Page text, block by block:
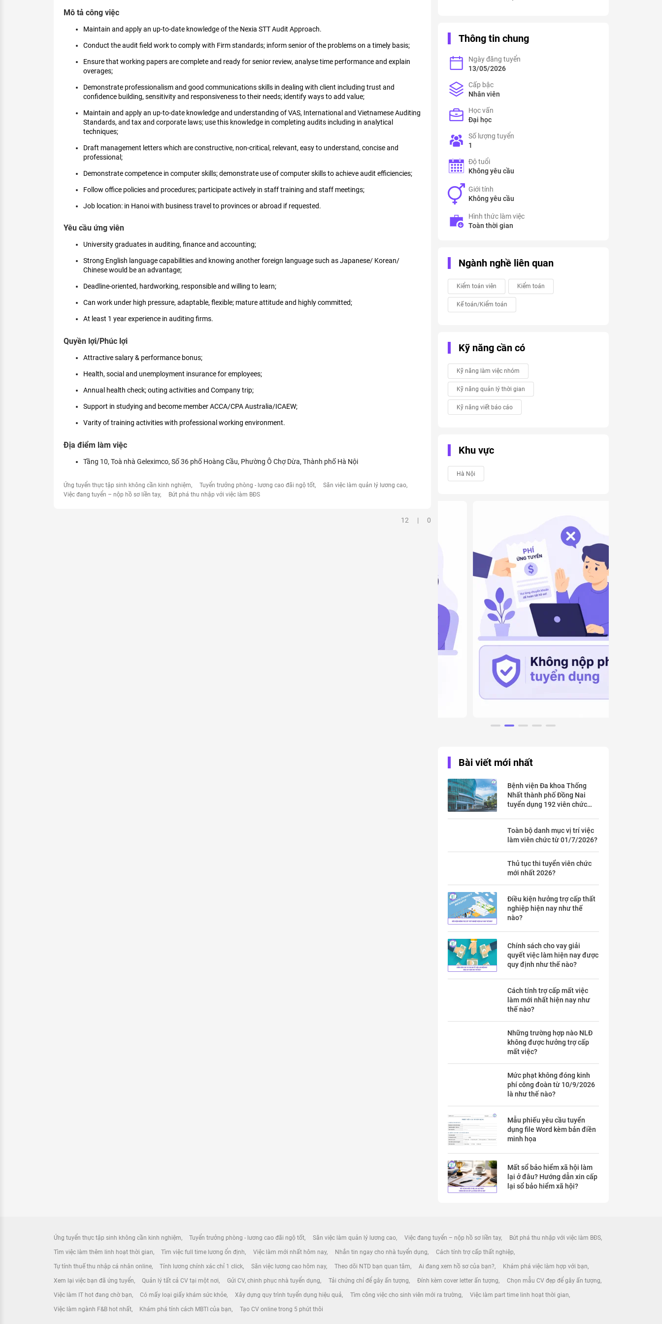
KHÁM PHÁ NGHỀ NGHIỆP
Kỹ năng nghề nghiệp
HƯỚNG NGHIỆP VIỆC LÀM
XÂY DỰNG VÀ PHÁT TRIỂN ĐỘI NGŨ
TUYỂN DỤNG VIỆC LÀM
Mô tả công việc
Maintain and apply an up-to-date knowledge of the Nexia STT Audit Approach.
Conduct the audit field work to comply with Firm standards; inform senior of the problems on a timely basis;
Ensure that working papers are complete and ready for senior review, analyse time performance and explain
overages;
Demonstrate professionalism and good communications skills in dealing with client including trust and
confidence building, sensitivity and responsiveness to their needs; identify ways to add value;
Maintain and apply an up-to-date knowledge and understanding of VAS, International and Vietnamese Auditing
Standards, and tax and corporate laws; use this knowledge in completing audits including in analytical
techniques;
Draft management letters which are constructive, non-critical, relevant, easy to understand, concise and
professional;
Demonstrate competence in computer skills; demonstrate use of computer skills to achieve audit efficiencies;
Follow office policies and procedures; participate actively in staff training and staff meetings;
Job location: in Hanoi with business travel to provinces or abroad if requested.
Yêu cầu ứng viên
University graduates in auditing, finance and accounting;
Strong English language capabilities and knowing another foreign language such as Japanese/ Korean/
Chinese would be an advantage;
Deadline-oriented, hardworking, responsible and willing to learn;
Can work under high pressure, adaptable, flexible; mature attitude and highly committed;
At least 1 year experience in auditing firms.
Quyền lợi/Phúc lợi
Attractive salary & performance bonus;
Health, social and unemployment insurance for employees;
Annual health check; outing activities and Company trip;
Support in studying and become member ACCA/CPA Australia/ICAEW;
Varity of training activities with professional working environment.
Địa điểm làm việc
Tầng 10, Toà nhà Geleximco, Số 36 phố Hoàng Cầu, Phường Ô Chợ Dừa, Thành phố Hà Nội
Ứng tuyển thực tập sinh không cần kinh nghiệm Tuyển trưởng phòng - lương cao đãi ngộ tốt
Săn việc làm quản lý lương cao
Việc đang tuyển – nộp hồ sơ liền tay
Bứt phá thu nhập với việc làm BĐS
12 | 0
Thông tin chung
Ngày đăng tuyển
13/05/2026
Cấp bậc
Nhân viên
Học vấn
Đại học
Số lượng tuyển
1
Độ tuổi
Không yêu cầu
Giới tính
Không yêu cầu
Hình thức làm việc
Toàn thời gian
Ngành nghề liên quan
Kiểm toán viên Kiểm toán
Kế toán/Kiểm toán
Kỹ năng cần có
Kỹ năng làm việc nhóm
Kỹ năng quản lý thời gian
Kỹ năng viết báo cáo
Khu vực
Hà Nội
Bài viết mới nhất
Bệnh viện Đa khoa Thống
Nhất thành phố Đồng Nai
tuyển dụng 192 viên chức
Toàn bộ danh mục vị trí việc
làm viên chức từ 01/7/2026?
Thủ tục thi tuyển viên chức
mới nhất 2026?
Điều kiện hưởng trợ cấp thất
nghiệp hiện nay như thế
nào?
Chính sách cho vay giải
quyết việc làm hiện nay được
quy định như thế nào?
Cách tính trợ cấp mất việc
làm mới nhất hiện nay như
thế nào?
Những trường hợp nào NLĐ
không được hưởng trợ cấp
mất việc?
Mức phạt không đóng kinh
phí công đoàn từ 10/9/2026
là như thế nào?
Mẫu phiếu yêu cầu tuyển
dụng file Word kèm bản điền
minh họa
Mất sổ bảo hiểm xã hội làm
lại ở đâu? Hướng dẫn xin cấp
lại sổ bảo hiểm xã hội?
Ứng tuyển thực tập sinh không cần kinh nghiệm Tuyển trưởng phòng - lương cao đãi ngộ tốt Săn việc làm quản lý lương cao Việc đang tuyển – nộp hồ sơ liền tay Bứt phá thu nhập với việc làm BĐS
Tìm việc làm thêm linh hoạt thời gian Tìm việc full time lương ổn định Việc làm mới nhất hôm nay Nhắn tin ngay cho nhà tuyển dụng Cách tính trợ cấp thất nghiệp
Tự tính thuế thu nhập cá nhân online Tính lương chính xác chỉ 1 click Săn việc lương cao hôm nay Theo dõi NTD bạn quan tâm Ai đang xem hồ sơ của bạn? Khám phá việc làm hợp với bạn
Xem lại việc bạn đã ứng tuyển Quản lý tất cả CV tại một nơi Gửi CV, chinh phục nhà tuyển dụng Tải chứng chỉ để gây ấn tượng Đính kèm cover letter ấn tượng Chọn mẫu CV đẹp để gây ấn tượng
Việc làm IT hot đang chờ bạn Có mấy loại giấy khám sức khỏe Xây dựng quy trình tuyển dụng hiệu quả Tìm công việc cho sinh viên mới ra trường Việc làm part time linh hoạt thời gian
Việc làm ngành F&B hot nhất Khám phá tính cách MBTI của bạn Tạo CV online trong 5 phút thôi